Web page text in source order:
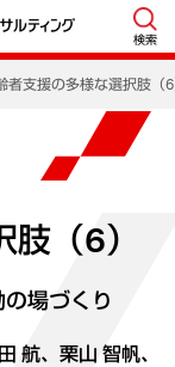
検索
者支援の多様な選択肢（
（6）
場づくり
航、栗山 智帆、